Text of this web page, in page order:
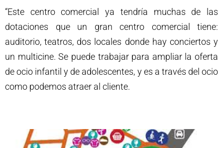
“Este centro comercial ya tendría muchas de las
dotaciones que un gran centro comercial tiene:
auditorio, teatros, dos locales donde hay conciertos y
un multicine. Se puede trabajar para ampliar la oferta
de ocio infantil y de adolescentes, y es a través del ocio
como podemos atraer al cliente.